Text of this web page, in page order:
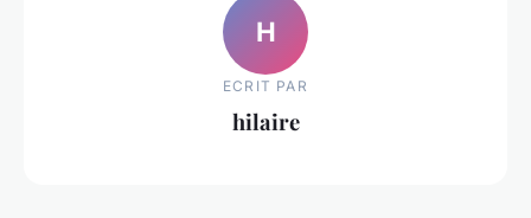
H
ECRIT PAR
hilaire